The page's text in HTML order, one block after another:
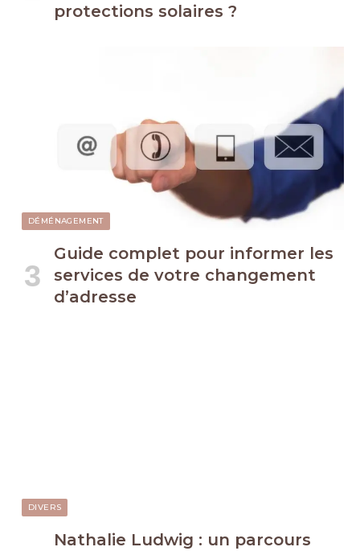
protections solaires ?
DÉMÉNAGEMENT
Guide complet pour informer les
services de votre changement
d’adresse
DIVERS
Nathalie Ludwig : un parcours